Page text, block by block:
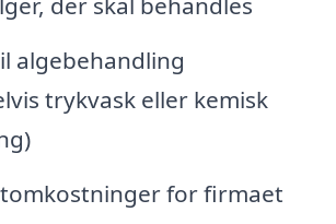
algebehandling
trykvask eller kemisk
for firmaet